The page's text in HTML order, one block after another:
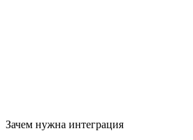
Зачем нужна интеграция